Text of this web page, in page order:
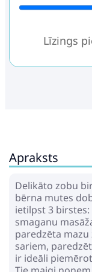
Līzings
Apraksts
Delikāto zobu
bērna mutes
ietilpst 3
smaganu
paredzēta
sariem,
ir ideāli